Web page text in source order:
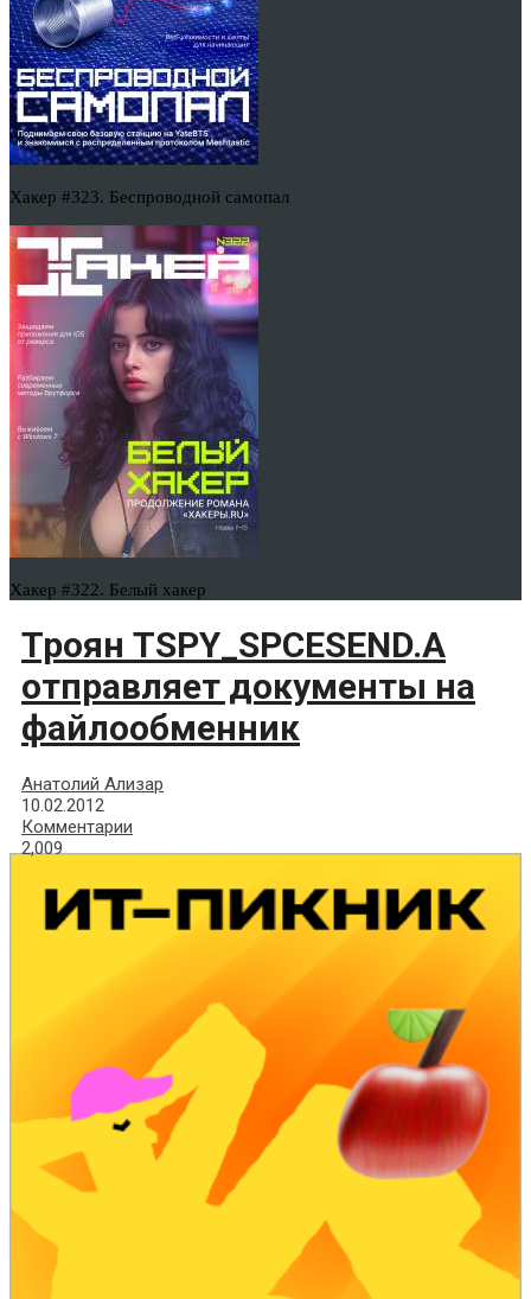
Хакер #323. Беспроводной самопал
Хакер #322. Белый хакер
Троян TSPY_SPCESEND.A
отправляет документы на
файлообменник
Анатолий Ализар
10.02.2012
Комментарии
2,009